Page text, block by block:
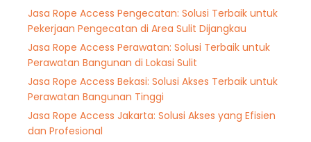
Jasa Rope Access Pengecatan: Solusi Terbaik untuk
Pekerjaan Pengecatan di Area Sulit Dijangkau
Jasa Rope Access Perawatan: Solusi Terbaik untuk
Perawatan Bangunan di Lokasi Sulit
Jasa Rope Access Bekasi: Solusi Akses Terbaik untuk
Perawatan Bangunan Tinggi
Jasa Rope Access Jakarta: Solusi Akses yang Efisien
dan Profesional